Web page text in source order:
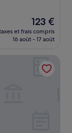
Le
nouveau
prix
de
123 €
123 €
et frais compris
16 août - 17 août